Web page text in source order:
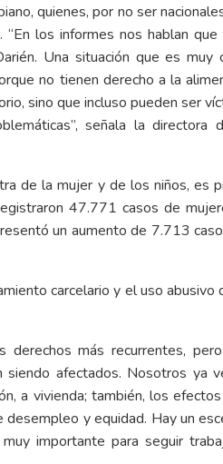
quienes, por no ser
“En los informes nos hablan
Una situación que es muy
no tienen derecho a la
sino que incluso pueden ser
señala la directora
de la mujer y de los niños, es
47.771 casos de
un aumento de 7.713
carcelario y el uso abusivo
más recurrentes,
afectados. Nosotros ya
a vivienda; también, los
y equidad. Hay un
importante para seguir